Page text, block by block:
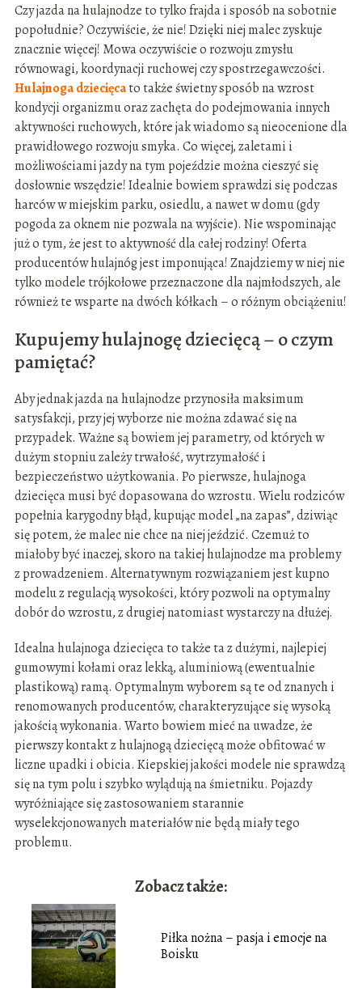
Czy jazda na hulajnodze to tylko frajda i sposób na sobotnie
popołudnie? Oczywiście, że nie! Dzięki niej malec zyskuje
znacznie więcej! Mowa oczywiście o rozwoju zmysłu
równowagi, koordynacji ruchowej czy spostrzegawczości.
Hulajnoga dziecięcato także świetny sposób na wzrost
kondycji organizmu oraz zachęta do podejmowania innych
aktywności ruchowych, które jak wiadomo są nieocenione dla
prawidłowego rozwoju smyka. Co więcej, zaletami i
możliwościami jazdy na tym pojeździe można cieszyć się
dosłownie wszędzie! Idealnie bowiem sprawdzi się podczas
harców w miejskim parku, osiedlu, a nawet w domu (gdy
pogoda za oknem nie pozwala na wyjście). Nie wspominając
już o tym, że jest to aktywność dla całej rodziny! Oferta
producentów hulajnóg jest imponująca! Znajdziemy w niej nie
tylko modele trójkołowe przeznaczone dla najmłodszych, ale
również te wsparte na dwóch kółkach – o różnym obciążeniu!
Kupujemy hulajnogę dziecięcą – o czym
pamiętać?
Aby jednak jazda na hulajnodze przynosiła maksimum
satysfakcji, przy jej wyborze nie można zdawać się na
przypadek. Ważne są bowiem jej parametry, od których w
dużym stopniu zależy trwałość, wytrzymałość i
bezpieczeństwo użytkowania. Po pierwsze, hulajnoga
dziecięca musi być dopasowana do wzrostu. Wielu rodziców
popełnia karygodny błąd, kupując model „na zapas”, dziwiąc
się potem, że malec nie chce na niej jeździć. Czemuż to
miałoby być inaczej, skoro na takiej hulajnodze ma problemy
z prowadzeniem. Alternatywnym rozwiązaniem jest kupno
modelu z regulacją wysokości, który pozwoli na optymalny
dobór do wzrostu, z drugiej natomiast wystarczy na dłużej.
Idealna hulajnoga dziecięca to także ta z dużymi, najlepiej
gumowymi kołami oraz lekką, aluminiową (ewentualnie
plastikową) ramą. Optymalnym wyborem są te od znanych i
renomowanych producentów, charakteryzujące się wysoką
jakością wykonania. Warto bowiem mieć na uwadze, że
pierwszy kontakt z hulajnogą dziecięcą może obfitować w
liczne upadki i obicia. Kiepskiej jakości modele nie sprawdzą
się na tym polu i szybko wylądują na śmietniku. Pojazdy
wyróżniające się zastosowaniem starannie
wyselekcjonowanych materiałów nie będą miały tego
problemu.
Zobacz także:
Piłka nożna – pasja i emocje na
Boisku